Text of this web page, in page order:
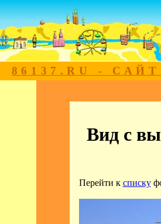
86137.RU -
Вид с
Перейти к списку